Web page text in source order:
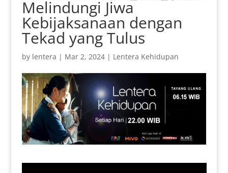
Melindungi Jiwa
Kebijaksanaan dengan
Tekad yang Tulus
by lentera | Mar 2, 2024| Lentera Kehidupan